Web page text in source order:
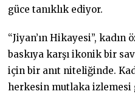
güce tanıklık ediyor.
“Jiyan’ın Hikayesi”,
baskıya karşı ikonik bir
için bir anıt niteliğinde.
herkesin mutlaka